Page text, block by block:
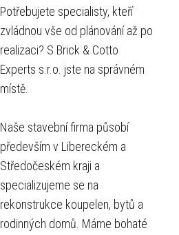
Potřebujete specialisty, kteří
zvládnou vše od plánování až po
realizaci? S Brick & Cotto
Experts s.r.o. jste na správném
místě.
Naše stavební firma působí
především v Libereckém a
Středočeském kraji a
specializujeme se na
rekonstrukce koupelen, bytů a
rodinných domů. Máme bohaté